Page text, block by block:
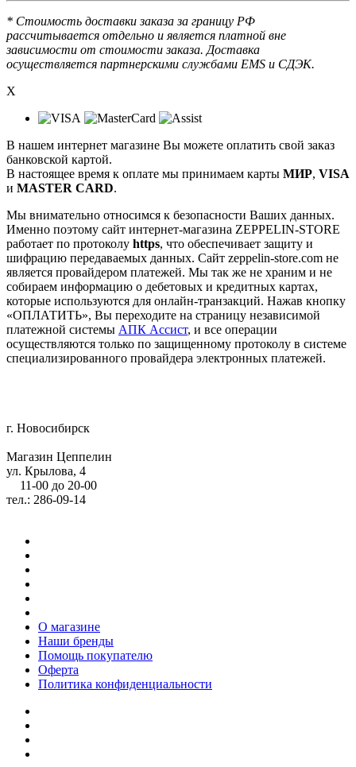
* Стоимость доставки заказа за границу РФ
рассчитывается отдельно и является платной вне
зависимости от стоимости заказа. Доставка
осуществляется партнерскими службами EMS и СДЭК.
X
В нашем интернет магазине Вы можете оплатить свой заказ
банковской картой.
В настоящее время к оплате мы принимаем карты МИР, VISA
и MASTER CARD.
Мы внимательно относимся к безопасности Ваших данных.
Именно поэтому сайт интернет-магазина ZEPPELIN-STORE
работает по протоколу https, что обеспечивает защиту и
шифрацию передаваемых данных. Сайт zeppelin-store.com не
является провайдером платежей. Мы так же не храним и не
собираем информацию о дебетовых и кредитных картах,
которые используются для онлайн-транзакций. Нажав кнопку
«ОПЛАТИТЬ», Вы переходите на страницу независимой
платежной системы АПК Ассист, и все операции
осуществляются только по защищенному протоколу в системе
специализированного провайдера электронных платежей.
г. Новосибирск
Магазин Цеппелин
ул. Крылова, 4
11-00 до 20-00
тел.: 286-09-14
О магазине
Наши бренды
Помощь покупателю
Оферта
Политика конфиденциальности